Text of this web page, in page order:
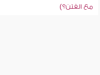
مع الفتن؟)